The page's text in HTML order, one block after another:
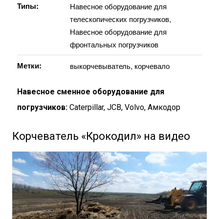
Типы:
Навесное оборудование для
телескопических погрузчиков,
Навесное оборудование для
фронтальных погрузчиков
Метки:
выкорчевыватель, корчевало
Навесное сменное оборудование для
погрузчиков: Caterpillar, JCB, Volvo, Амкодор
Корчеватель «Крокодил» на видео